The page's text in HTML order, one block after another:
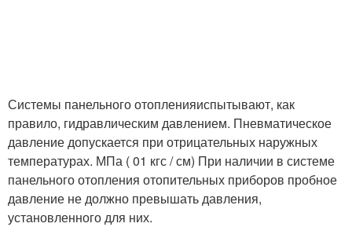
Системы панельного отопленияиспытывают, как
правило, гидравлическим давлением. Пневматическое
давление допускается при отрицательных наружных
температурах. МПа ( 01 кгс / см) При наличии в системе
панельного отопления отопительных приборов пробное
давление не должно превышать давления,
установленного для них.